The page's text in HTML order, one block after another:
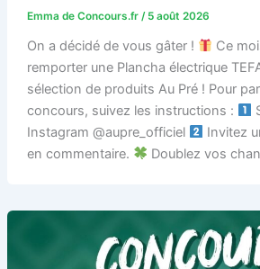
Emma de Concours.fr / 5 août 2026
On a décidé de vous gâter !
Ce
remporter une Plancha électrique
sélection de produits Au Pré ! Pour
concours, suivez les instructions :
Instagram @aupre_officiel
Invitez
en commentaire.
Doublez vos